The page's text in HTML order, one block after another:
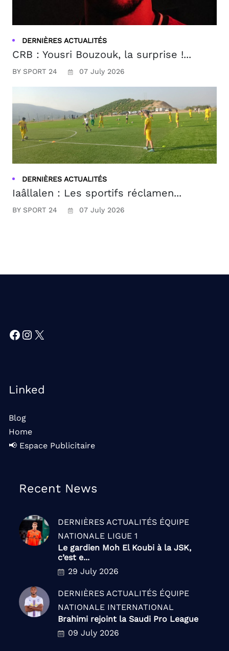
DERNIÈRES ACTUALITÉS
CRB : Yousri Bouzouk, la surprise !...
BY SPORT 24 07 July 2026
DERNIÈRES ACTUALITÉS
Iaâllalen : Les sportifs réclamen...
BY SPORT 24 07 July 2026
Facebook
Instagram
X
Linked
Blog
Home
📢 Espace Publicitaire
Recent News
DERNIÈRES ACTUALITÉS ÉQUIPE
NATIONALE LIGUE 1
Le gardien Moh El Koubi à la JSK,
c’est e...
29 July 2026
DERNIÈRES ACTUALITÉS ÉQUIPE
NATIONALE INTERNATIONAL
Brahimi rejoint la Saudi Pro League
09 July 2026